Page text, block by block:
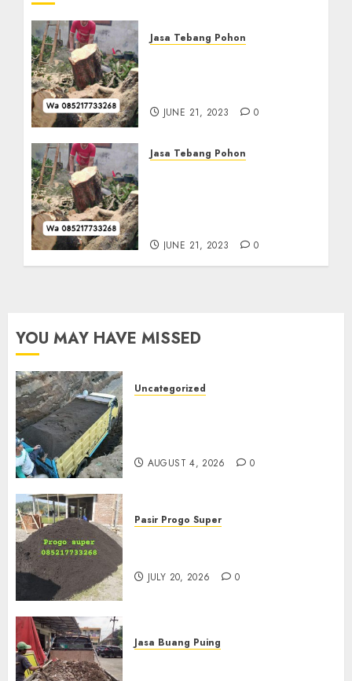
Jasa Tebang Pohon
JUNE 21, 2023 0
Jasa Tebang Pohon
JUNE 21, 2023 0
YOU MAY HAVE MISSED
Uncategorized
AUGUST 4, 2026 0
Pasir Progo Super
JULY 20, 2026 0
Jasa Buang Puing